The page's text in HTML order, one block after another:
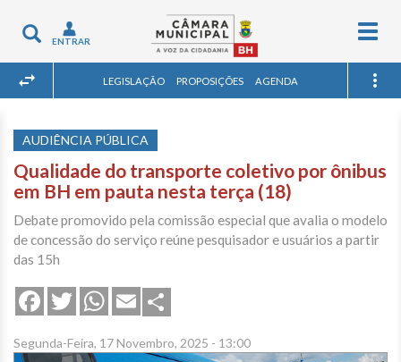
Toggle
navigation
ENTRAR
LEGISLAÇÃO PROPOSIÇÕES AGENDA
AUDIÊNCIA PÚBLICA
Qualidade do transporte coletivo por ônibus
em BH em pauta nesta terça (18)
Debate promovido pela comissão especial que avalia o modelo
de concessão do serviço reúne pesquisador e usuários a partir
das 15h
FacebookTwitterWhatsApp
Email
Segunda-Feira, 17 Novembro, 2025 - 13:00